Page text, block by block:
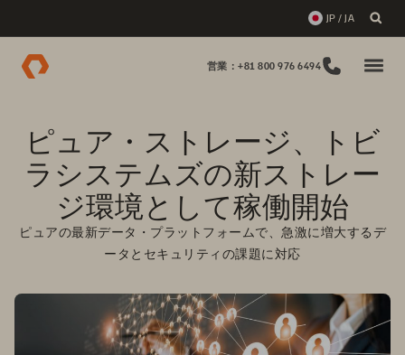
JP / JA
営業：+81 800 976 6494
ピュア・ストレージ、トビ
ラシステムズの新ストレー
ジ環境として稼働開始
ピュアの最新データ・プラットフォームで、急激に増大するデ
ータとセキュリティの課題に対応